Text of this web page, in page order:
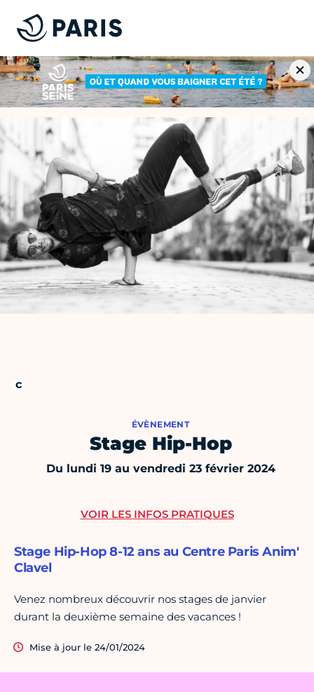
ÉVÈNEMENT
Stage Hip-Hop
Du lundi 19 au vendredi 23 février 2024
Stage Hip-Hop 8-12 ans au Centre Paris Anim'
Clavel
Venez nombreux découvrir nos stages de janvier
durant la deuxième semaine des vacances !
Mise à jour le 24/01/2024
VOIR LES INFOS PRATIQUES